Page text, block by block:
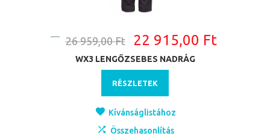
26 959,00 Ft 22 915,00 Ft
WX3 LENGŐZSEBES NADRÁG
RÉSZLETEK
Kívánságlistához
Összehasonlítás